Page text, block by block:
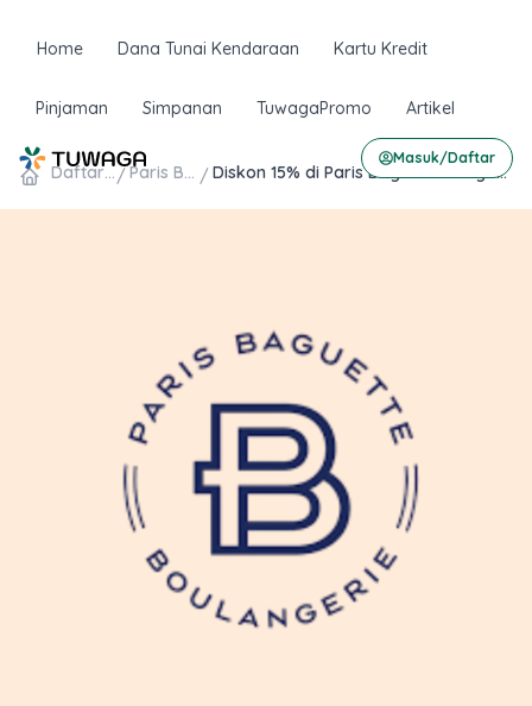
Home Dana Tunai Kendaraan Kartu Kredit
Pinjaman Simpanan TuwagaPromo Artikel
Masuk/Daftar
Daftar Promo/ Paris Baguette / Diskon 15% di Paris Baguette dengan Kartu Kredit Bank Mega